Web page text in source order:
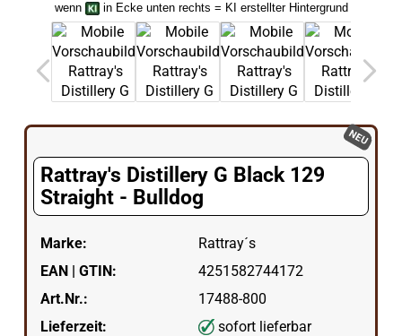
wenn in Ecke unten rechts = KI erstellter Hintergrund
NEU
Rattray's Distillery G Black 129
Straight - Bulldog
Marke:
Rattray´s
EAN | GTIN:
4251582744172
Art.Nr.:
17488-800
Lieferzeit:
sofort lieferbar